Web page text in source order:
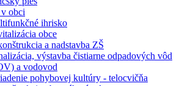
obci
ihrisko
obce
a nadstavba ZŠ
výstavba čistiarne odpadových vôd
a vodovod
pohybovej kultúry - telocvičňa